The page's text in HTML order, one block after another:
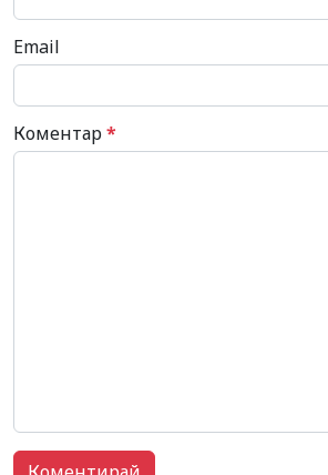
Email
Коментар*